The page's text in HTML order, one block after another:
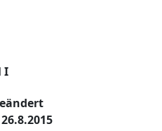
I